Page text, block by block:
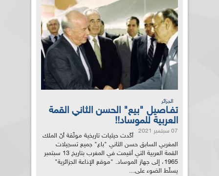
الجزائر
تفـاصيل "بيع" الحسن الثاني القمة
العربية للموساد!!
07 سبتمبر 2021
أكّدت حيثيات تاريخية موثّقة أنّ الملك
المغربي السابق حسن الثاني "باع" جميع تسجيلات
القمة العربية التي أقيمت في المغرب بتاريخ 13 سبتمبر
1965، إلى جهاز الموساد. "موقع الإذاعة الجزائرية"
يسلّط الضوء على...